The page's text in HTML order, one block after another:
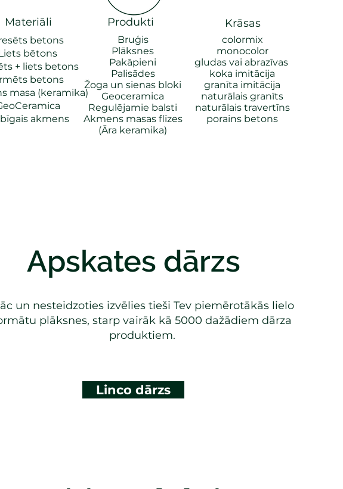
Materiāli Produkti Krāsas
betons
bētons
+ liets betons
betons
masa (keramika)
akmens​
Bruģis
Plāksnes
Pakāpieni
Palisādes
Žoga un sienas bloki
Geoceramica
Regulējamie balsti
Akmens masas flīzes
(Āra keramika)
colormix
monocolor
gludas vai abrazīvas
koka imitācija
granīta imitācija
naturālais granīts
naturālais travertīns
porains betons
Iedvesmai
Apskates dārzs
un nesteidzoties izvēlies tieši Tev piemērotākās lielo
plāksnes, starp vairāk kā 5000 dažādiem dārza
produktiem.
Linco dārzs